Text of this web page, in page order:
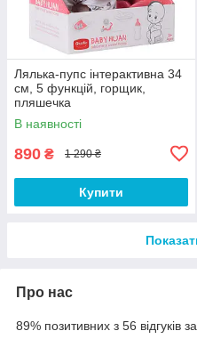
Лялька-пупс інтерактивна 34
см, 5 функцій, горщик,
пляшечка
В наявності
890 ₴ 1 290 ₴
Купити
Про нас
89% позитивних з 56 відгуків за